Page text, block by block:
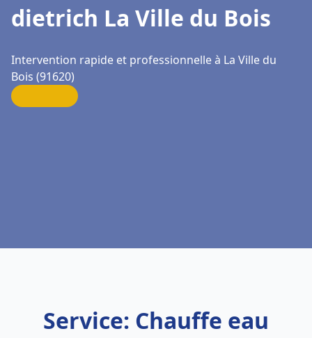
dietrich La Ville du Bois
Intervention rapide et professionnelle à La Ville du
Bois (91620)
Service: Chauffe eau